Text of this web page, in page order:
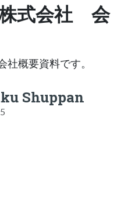
式会社 会
社概要資料です。
Shuppan